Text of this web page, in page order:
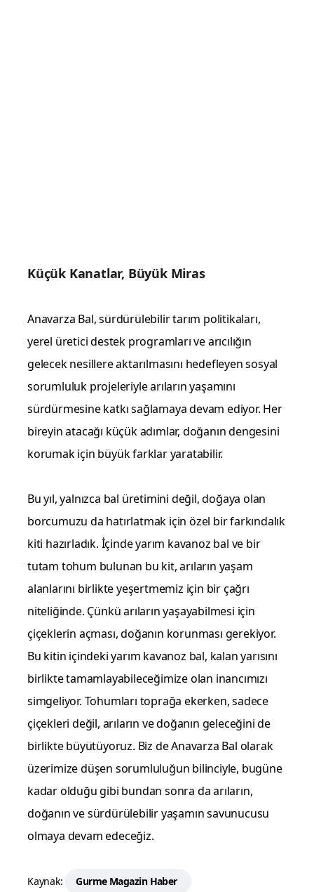
Küçük Kanatlar, Büyük Miras
Anavarza Bal, sürdürülebilir tarım politikaları,
yerel üretici destek programları ve arıcılığın
gelecek nesillere aktarılmasını hedefleyen sosyal
sorumluluk projeleriyle arıların yaşamını
sürdürmesine katkı sağlamaya devam ediyor. Her
bireyin atacağı küçük adımlar, doğanın dengesini
korumak için büyük farklar yaratabilir.
Bu yıl, yalnızca bal üretimini değil, doğaya olan
borcumuzu da hatırlatmak için özel bir farkındalık
kiti hazırladık. İçinde yarım kavanoz bal ve bir
tutam tohum bulunan bu kit, arıların yaşam
alanlarını birlikte yeşertmemiz için bir çağrı
niteliğinde. Çünkü arıların yaşayabilmesi için
çiçeklerin açması, doğanın korunması gerekiyor.
Bu kitin içindeki yarım kavanoz bal, kalan yarısını
birlikte tamamlayabileceğimize olan inancımızı
simgeliyor. Tohumları toprağa ekerken, sadece
çiçekleri değil, arıların ve doğanın geleceğini de
birlikte büyütüyoruz. Biz de Anavarza Bal olarak
üzerimize düşen sorumluluğun bilinciyle, bugüne
kadar olduğu gibi bundan sonra da arıların,
doğanın ve sürdürülebilir yaşamın savunucusu
olmaya devam edeceğiz.
Kaynak: Gurme Magazin Haber